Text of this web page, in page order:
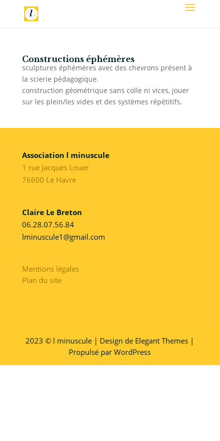
Constructions éphémères
sculptures éphémères avec des chevrons présent à
la scierie pédagogique.
construction géométrique sans colle ni vices, jouer
sur les plein/les vides et des systèmes répétitifs.
Association l minuscule
1 rue Jacques Louer
76600 Le Havre
Claire Le Breton
06.28.07.56.84
lminuscule1@gmail.com
Mentions légales
Plan du site
2023 © l minuscule | Design de Elegant Themes |
Propulsé par WordPress